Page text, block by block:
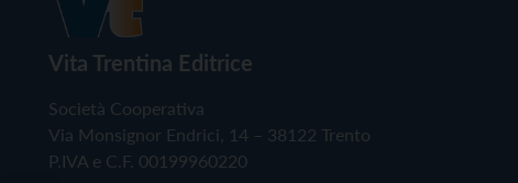
Vita Trentina Editrice
Società Cooperativa
Via Monsignor Endrici, 14 – 38122 Trento
P.IVA e C.F. 00199960220